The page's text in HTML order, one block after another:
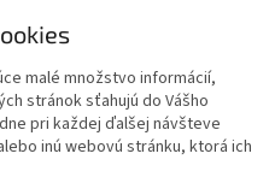
malé množstvo informácií,
stránok sťahujú do Vášho
pri každej ďalšej návšteve
inú webovú stránku, ktorá ich